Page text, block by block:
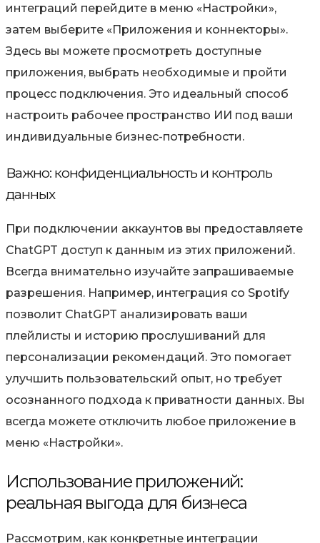
интеграций перейдите в меню «Настройки»,
затем выберите «Приложения и коннекторы».
Здесь вы можете просмотреть доступные
приложения, выбрать необходимые и пройти
процесс подключения. Это идеальный способ
настроить рабочее пространство ИИ под ваши
индивидуальные бизнес-потребности.
Важно: конфиденциальность и контроль
данных
При подключении аккаунтов вы предоставляете
ChatGPT доступ к данным из этих приложений.
Всегда внимательно изучайте запрашиваемые
разрешения. Например, интеграция со Spotify
позволит ChatGPT анализировать ваши
плейлисты и историю прослушиваний для
персонализации рекомендаций. Это помогает
улучшить пользовательский опыт, но требует
осознанного подхода к приватности данных. Вы
всегда можете отключить любое приложение в
меню «Настройки».
Использование приложений:
реальная выгода для бизнеса
Рассмотрим, как конкретные интеграции